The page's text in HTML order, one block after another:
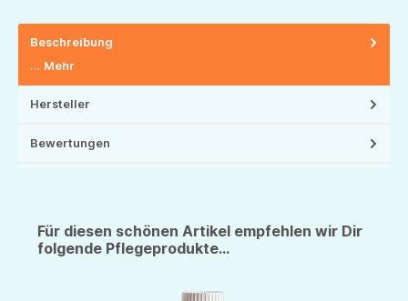
Beschreibung
… Mehr
Hersteller
Bewertungen
Für diesen schönen Artikel empfehlen wir Dir
folgende Pflegeprodukte...